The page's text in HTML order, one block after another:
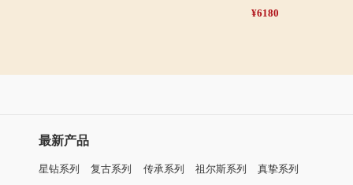
¥6180
最新产品
星钻系列 复古系列 传承系列 祖尔斯系列 真挚系列